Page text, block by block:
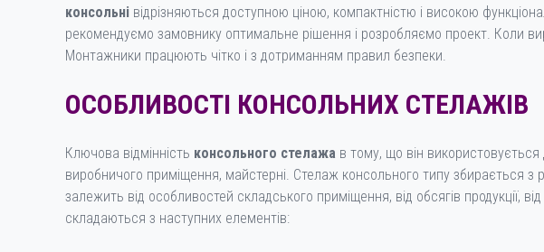
консольні відрізняються доступною ціною, компактністю і високою
рекомендуємо замовнику оптимальне рішення і розробляємо проект. Коли
Монтажники працюють чітко і з дотриманням правил безпеки.
ОСОБЛИВОСТІ КОНСОЛЬНИХ СТЕЛАЖІВ
Ключова відмінність консольного стелажа в тому, що він
виробничого приміщення, майстерні. Стелаж консольного типу збирається з
залежить від особливостей складського приміщення, від обсягів продукції,
складаються з наступних елементів: